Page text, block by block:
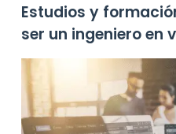
Estudios y
ser un ingeniero en